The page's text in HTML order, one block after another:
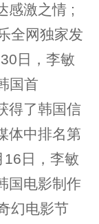
感激之情 ;
全网独家发
日，李敏
国首
得了韩国信
体中排名第
16日，李敏
国电影制作
幻电影节